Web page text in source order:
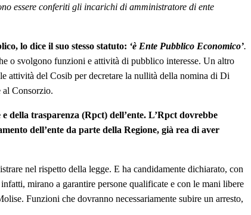
essere conferiti gli incarichi di amministratore di ente
lo dice il suo stesso statuto: ‘è Ente Pubblico Economico’.
o svolgono funzioni e attività di pubblico interesse. Un altro
attività del Cosib per decretare la nullità della nomina di Di
al Consorzio.
della trasparenza (Rpct) dell’ente. L’Rpct dovrebbe
dell’ente da parte della Regione, già rea di aver
nel rispetto della legge. E ha candidamente dichiarato, con
mirano a garantire persone qualificate e con le mani libere
Funzioni che dovranno necessariamente subire un arresto,